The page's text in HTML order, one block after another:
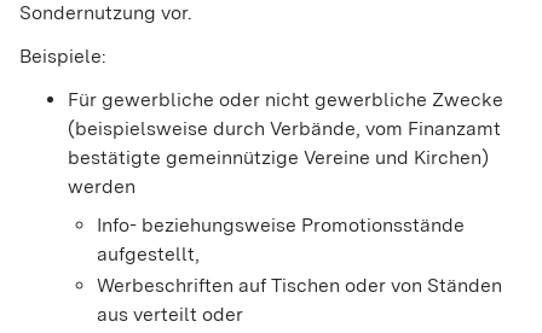
Sondernutzung vor.
Beispiele:
Für gewerbliche oder nicht gewerbliche Zwecke
(beispielsweise durch Verbände, vom Finanzamt
bestätigte gemeinnützige Vereine und Kirchen)
werden
Info- beziehungsweise Promotionsstände
aufgestellt,
Werbeschriften auf Tischen oder von Ständen
aus verteilt oder